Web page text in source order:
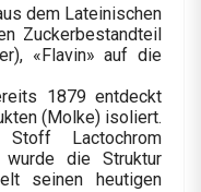
dem Lateinischen
Zuckerbestandteil
«Flavin» auf die
1879 entdeckt
(Molke) isoliert.
Lactochrom
die Struktur
seinen heutigen